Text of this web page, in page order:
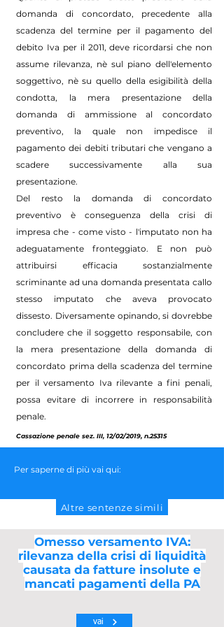
domanda di concordato, precedente alla
scadenza del termine per il pagamento del
debito Iva per il 2011, deve ricordarsi che non
assume rilevanza, nè sul piano dell'elemento
soggettivo, nè su quello della esigibilità della
condotta, la mera presentazione della
domanda di ammissione al concordato
preventivo, la quale non impedisce il
pagamento dei debiti tributari che vengano a
scadere successivamente alla sua
presentazione.
Del resto la domanda di concordato
preventivo è conseguenza della crisi di
impresa che - come visto - l'imputato non ha
adeguatamente fronteggiato. E non può
attribuirsi efficacia sostanzialmente
scriminante ad una domanda presentata callo
stesso imputato che aveva provocato
dissesto. Diversamente opinando, si dovrebbe
concludere che il soggetto responsabile, con
la mera presentazione della domanda di
concordato prima della scadenza del termine
per il versamento Iva rilevante a fini penali,
possa evitare di incorrere in responsabilità
penale.
Cassazione penale sez. III, 12/02/2019, n.25315
Per saperne di più vai qui:
Altre sentenze simili
Omesso versamento IVA:
rilevanza della crisi di liquidità
causata da fatture insolute e
mancati pagamenti della PA
vai